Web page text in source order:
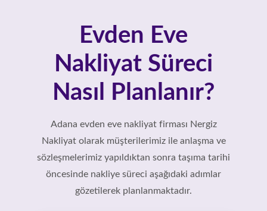
Evden Eve
Nakliyat Süreci
Nasıl Planlanır?
Adana evden eve nakliyat firması Nergiz
Nakliyat olarak müşterilerimiz ile anlaşma ve
sözleşmelerimiz yapıldıktan sonra taşıma tarihi
öncesinde nakliye süreci aşağıdaki adımlar
gözetilerek planlanmaktadır.